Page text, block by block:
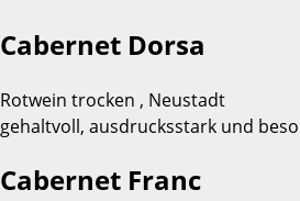
Cabernet Dorsa
Rotwein trocken , Neustadt
gehaltvoll, ausdrucksstark und
Cabernet Franc